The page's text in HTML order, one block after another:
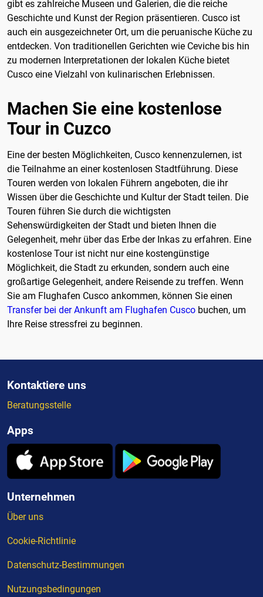
gibt es zahlreiche Museen und Galerien, die die reiche
Geschichte und Kunst der Region präsentieren. Cusco ist
auch ein ausgezeichneter Ort, um die peruanische Küche zu
entdecken. Von traditionellen Gerichten wie Ceviche bis hin
zu modernen Interpretationen der lokalen Küche bietet
Cusco eine Vielzahl von kulinarischen Erlebnissen.
Machen Sie eine kostenlose
Tour in Cuzco
Eine der besten Möglichkeiten, Cusco kennenzulernen, ist
die Teilnahme an einer kostenlosen Stadtführung. Diese
Touren werden von lokalen Führern angeboten, die ihr
Wissen über die Geschichte und Kultur der Stadt teilen. Die
Touren führen Sie durch die wichtigsten
Sehenswürdigkeiten der Stadt und bieten Ihnen die
Gelegenheit, mehr über das Erbe der Inkas zu erfahren. Eine
kostenlose Tour ist nicht nur eine kostengünstige
Möglichkeit, die Stadt zu erkunden, sondern auch eine
großartige Gelegenheit, andere Reisende zu treffen. Wenn
Sie am Flughafen Cusco ankommen, können Sie einen
Transfer bei der Ankunft am Flughafen Cusco buchen, um
Ihre Reise stressfrei zu beginnen.
Kontaktiere uns
Beratungsstelle
Apps
Unternehmen
Über uns
Cookie-Richtlinie
Datenschutz-Bestimmungen
Nutzungsbedingungen